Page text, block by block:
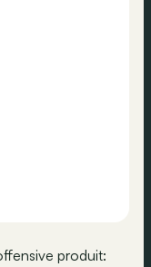
produit: